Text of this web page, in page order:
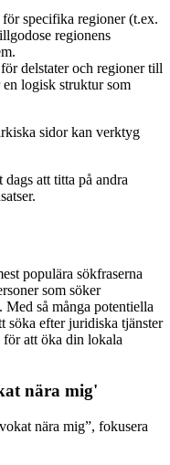
för specifika regioner (t.ex.
regionens
delstater och regioner till
logisk struktur som
sidor kan verktyg
att titta på andra
populära sökfraserna
som söker
så många potentiella
söka efter juridiska tjänster
att öka din lokala
nära mig'
nära mig”, fokusera